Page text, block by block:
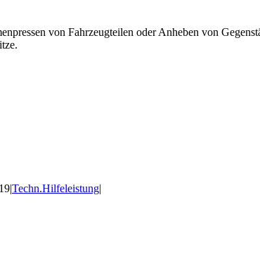
von Fahrzeugteilen oder Anheben von
|Techn.Hilfeleistung|